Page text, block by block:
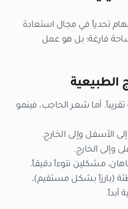
تحدياً في مجال استعادة
فارغة؛ بل هو عمل
الطبيعية
الرأس بزاوية 45 درجة تقريباً. أما شعر الحاجب، فينمو
الأسفل وإلى الخارج.
وإلى الخارج.
مشكلين نتوءاً دقيقاً.
(بارزاً بشكل مستقيم)،
أبداً.